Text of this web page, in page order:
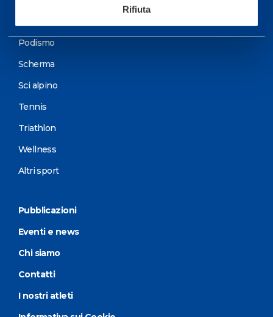
Rifiuta
Podismo
Scherma
Sci alpino
Tennis
Triathlon
Wellness
Altri sport
Pubblicazioni
Eventi e news
Chi siamo
Contatti
I nostri atleti